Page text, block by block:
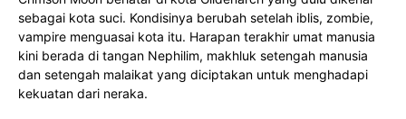
sebagai kota suci. Kondisinya berubah setelah iblis, zombie,
vampire menguasai kota itu. Harapan terakhir umat manusia
kini berada di tangan Nephilim, makhluk setengah manusia
dan setengah malaikat yang diciptakan untuk menghadapi
kekuatan dari neraka.